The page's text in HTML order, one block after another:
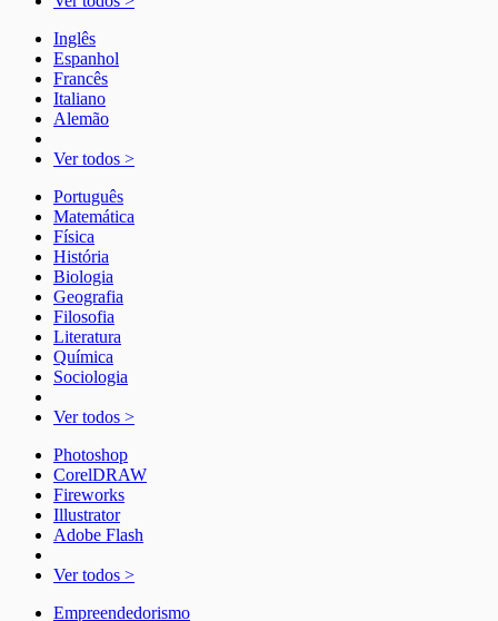
Inglês
Espanhol
Francês
Italiano
Alemão
Ver todos >
Português
Matemática
Física
História
Biologia
Geografia
Filosofia
Literatura
Química
Sociologia
Ver todos >
Photoshop
CorelDRAW
Fireworks
Illustrator
Adobe Flash
Ver todos >
Empreendedorismo